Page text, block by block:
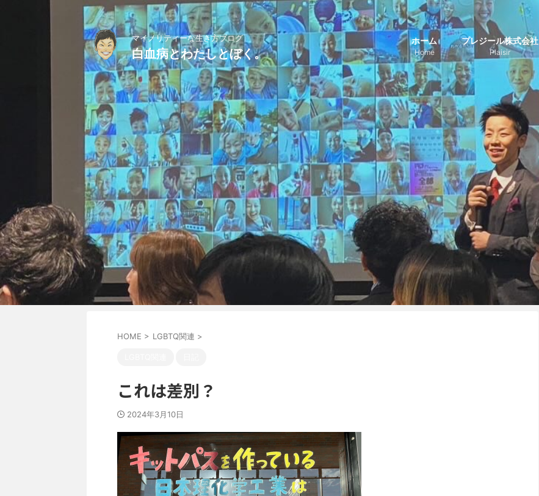
マイノリティーな生き方ブログ
白血病とわたしとぼく。
ホーム
Home
プレジール株式会社
Plaisir
HOME > LGBTQ関連 >
これは差別？
2024年3月10日